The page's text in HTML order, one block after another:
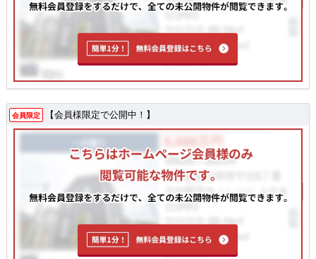
会員限定 【会員様限定で公開中！】